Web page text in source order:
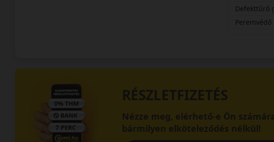
Defekttűrő
Peremvédő
RÉSZLETFIZETÉS
Nézze meg, elérhető-e Ön
bármilyen elköteleződés nélkül!